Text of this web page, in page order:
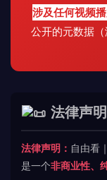
涉及任何视频
公开的元数据
法律声明
法律声明： 自由看
是一个非商业性、